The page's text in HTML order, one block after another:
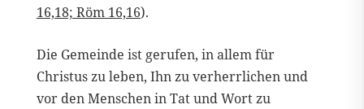
16,18; Röm 16,16).
Die Gemeinde ist gerufen, in allem für
Christus zu leben, Ihn zu verherrlichen und
vor den Menschen in Tat und Wort zu